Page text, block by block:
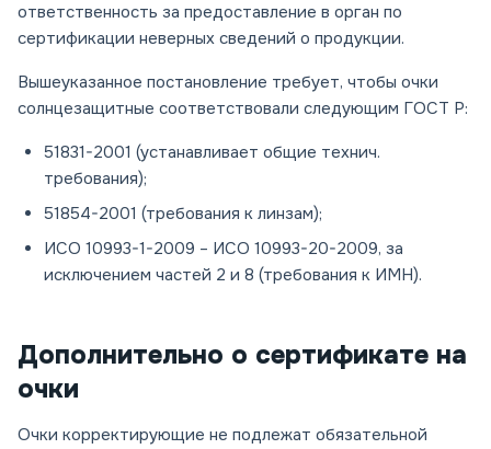
ответственность за предоставление в орган по
сертификации неверных сведений о продукции.
Вышеуказанное постановление требует, чтобы очки
солнцезащитные соответствовали следующим ГОСТ Р:
51831-2001 (устанавливает общие технич.
требования);
51854-2001 (требования к линзам);
ИСО 10993-1-2009 – ИСО 10993-20-2009, за
исключением частей 2 и 8 (требования к ИМН).
Дополнительно о сертификате на
очки
Очки корректирующие не подлежат обязательной